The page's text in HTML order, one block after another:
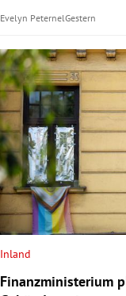
Evelyn PeternelGestern
Inland
Finanzministerium